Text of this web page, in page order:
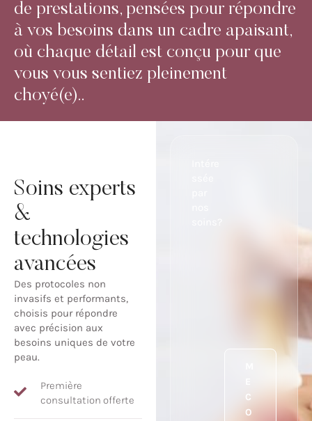
de prestations, pensées pour répondre
à vos besoins dans un cadre apaisant,
où chaque détail est conçu pour que
vous vous sentiez pleinement
choyé(e)..
C
O
Soins experts
&
technologies
avancées
Des protocoles non
invasifs et performants,
choisis pour répondre
avec précision aux
besoins uniques de votre
peau.
Première
consultation offerte